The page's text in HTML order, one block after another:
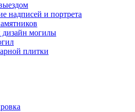
надписей и портрета
могилы
плитки